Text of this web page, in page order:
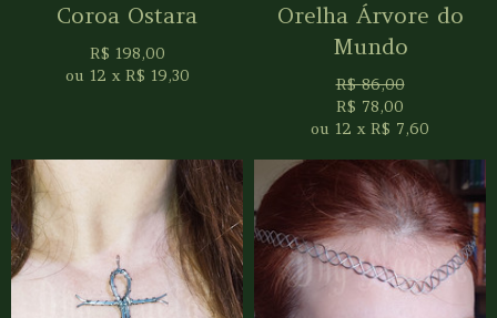
Coroa Ostara
R$ 198,00
ou 12 x R$ 19,30
Orelha Árvore do
Mundo
R$86,00
R$ 78,00
ou 12 x R$ 7,60